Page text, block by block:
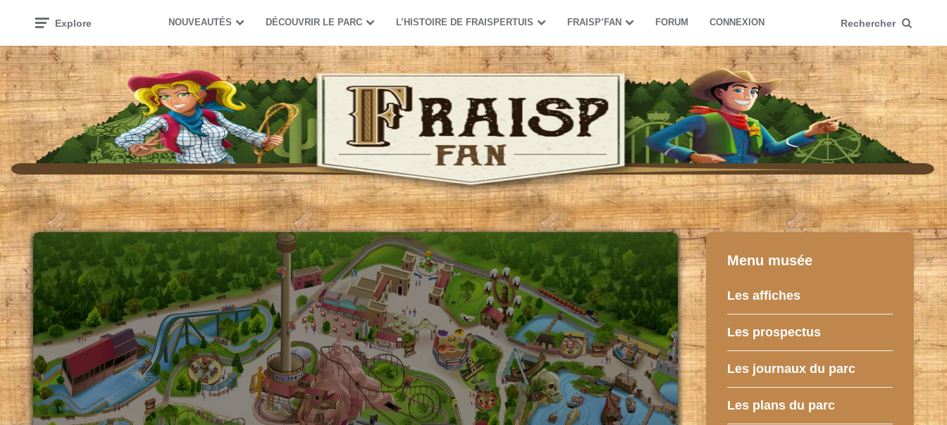
Explore NOUVEAUTÉS DÉCOUVRIR LE PARC L’HISTOIRE DE FRAISPERTUIS FRAISP’FAN FORUM CONNEXION Rechercher
Menu musée
Les affiches
Les prospectus
Les journaux du parc
Les plans du parc